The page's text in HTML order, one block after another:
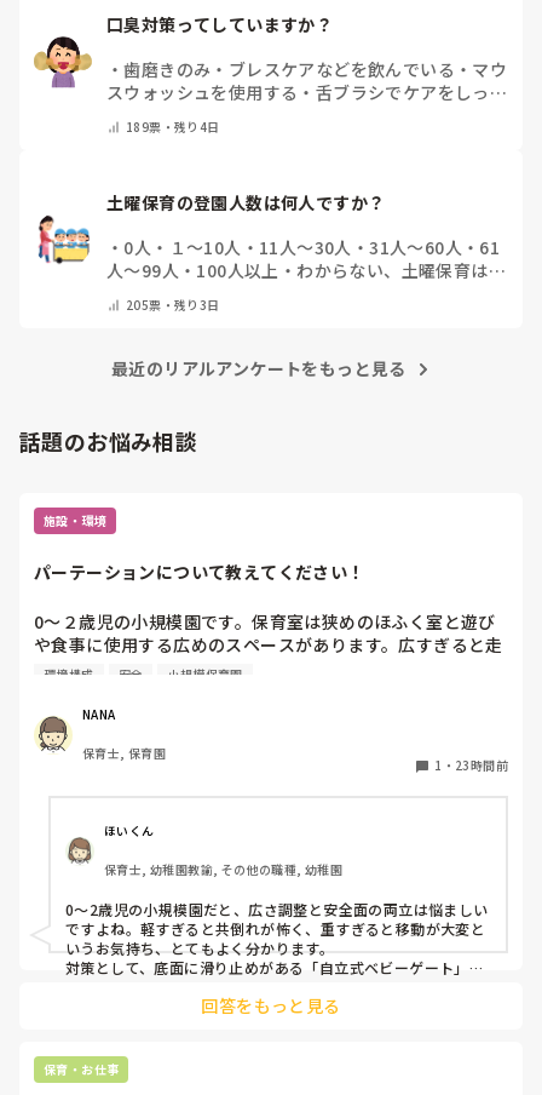
口臭対策ってしていますか？
・歯磨きのみ ・ ブレスケアなどを飲んでいる ・ マウ
スウォッシュを使用する ・ 舌ブラシでケアをしっか
りする
フリスクをかじる
の他(コメントで教えて下さい)
189票・残り4日
土曜保育の登園人数は何人ですか？
・ 0人 ・ １～10人 ・ 11人～30人 ・31人～60人・ 61
人～99人 ・ 100人以上 ・ わからない、土曜保育はな
い
その他(コメントで教えて下さい)
205票・残り3日
最近のリアルアンケートをもっと見る
話題のお悩み相談
施設・環境
パーテーションについて教えてください！
0〜２歳児の小規模園です。保育室は狭めのほふく室と遊び
や食事に使用する広めのスペースがあります。広すぎると走
り回ったりして落ち着かないので、活動によってパーテーシ
うな素材で軽いので、ちょっと体が当たると倒れたり、つか
まり立ちが不安定な子にとっては共倒れになったりで危険で
す。かと言って固定してしまうと活動によって柔軟に移動す
しっかりした重いものを置いていましたが、移動が大変で使
い勝手が悪く、子どもがぶつかって倒れた時に怖い思いをし
ました。
皆さんの園ではどんなもので工夫されていますか？
環境構成 安全 小規模保育園
NANA
保育士, 保育園
1 ・ 23時間前
ほいくん
保育士, 幼稚園教諭, その他の職種, 幼稚園
0〜2歳児の小規模園だと、広さ調整と安全面の両立は悩ましい
ですよね。軽すぎると共倒れが怖く、重すぎると移動が大変と
いうお気持ち、とてもよく分かります。
対策として、底面に滑り止めがある「自立式ベビーゲート」な
た、ストッパー付きキャスターをつけたロー棚を仕切りにすれ
り、脚元に水入りペットボトルなどの重りを付けて補強してみ
てくださいね。安全で使いやすい方法が見つかるよう応援して
回答をもっと見る
保育・お仕事